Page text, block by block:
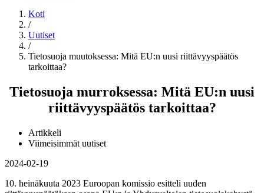
Koti
/
Uutiset
/
Tietosuoja muutoksessa: Mitä EU:n uusi riittävyyspäätös
tarkoittaa?
Tietosuoja murroksessa: Mitä EU:n uusi
riittävyyspäätös tarkoittaa?
Artikkeli
Viimeisimmät uutiset
2024-02-19
10. heinäkuuta 2023 Euroopan komissio esitteli uuden